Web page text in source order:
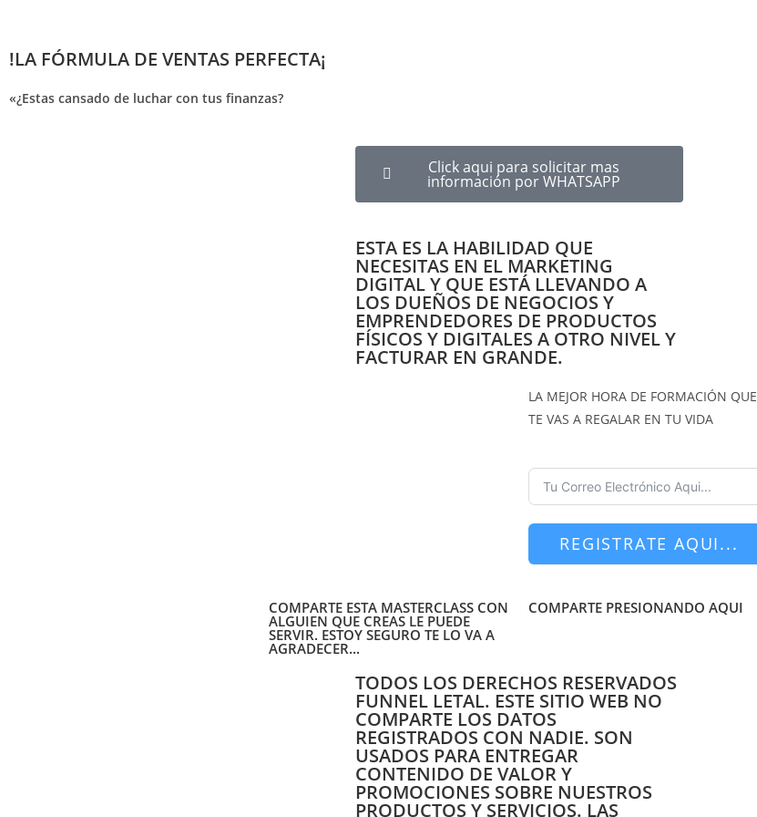
!LA FÓRMULA DE VENTAS PERFECTA¡
«¿Estas cansado de luchar con tus finanzas?
Click aqui para solicitar mas
información por WHATSAPP
ESTA ES LA HABILIDAD QUE
NECESITAS EN EL MARKETING
DIGITAL Y QUE ESTÁ LLEVANDO A
LOS DUEÑOS DE NEGOCIOS Y
EMPRENDEDORES DE PRODUCTOS
FÍSICOS Y DIGITALES A OTRO NIVEL Y
FACTURAR EN GRANDE.
LA MEJOR HORA DE FORMACIÓN QUE
TE VAS A REGALAR EN TU VIDA
REGISTRATE AQUI...
COMPARTE ESTA MASTERCLASS CON
ALGUIEN QUE CREAS LE PUEDE
SERVIR. ESTOY SEGURO TE LO VA A
AGRADECER...
COMPARTE PRESIONANDO AQUI
TODOS LOS DERECHOS RESERVADOS
FUNNEL LETAL. ESTE SITIO WEB NO
COMPARTE LOS DATOS
REGISTRADOS CON NADIE. SON
USADOS PARA ENTREGAR
CONTENIDO DE VALOR Y
PROMOCIONES SOBRE NUESTROS
PRODUCTOS Y SERVICIOS. LAS